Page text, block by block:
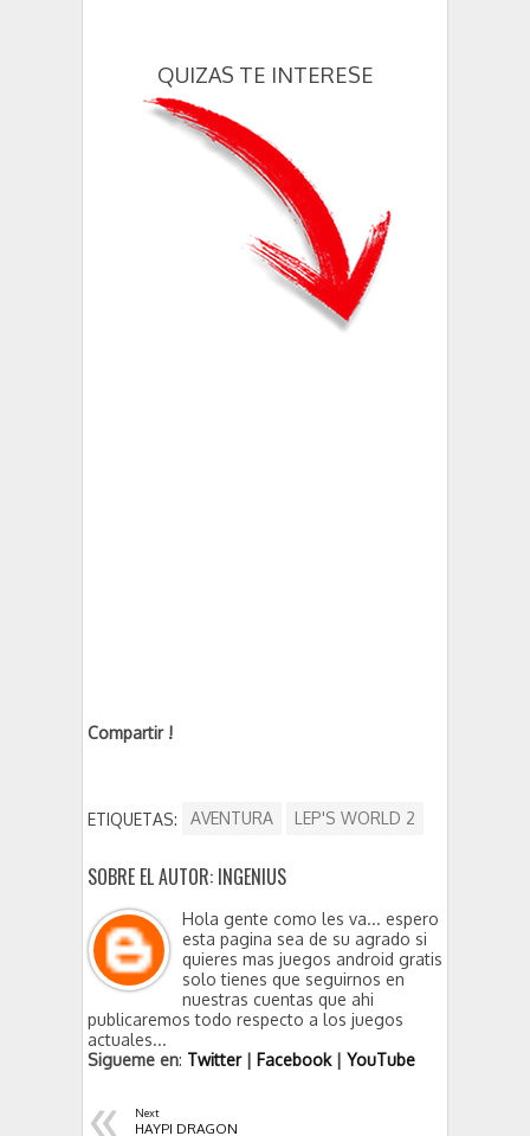
QUIZAS TE INTERESE
Compartir !
ETIQUETAS: AVENTURA LEP'S WORLD 2
SOBRE EL AUTOR: INGENIUS
Hola gente como les va... espero
esta pagina sea de su agrado si
quieres mas juegos android gratis
solo tienes que seguirnos en
nuestras cuentas que ahi
publicaremos todo respecto a los juegos
actuales...
Sigueme en: Twitter| Facebook| YouTube
« Next
HAYPI DRAGON